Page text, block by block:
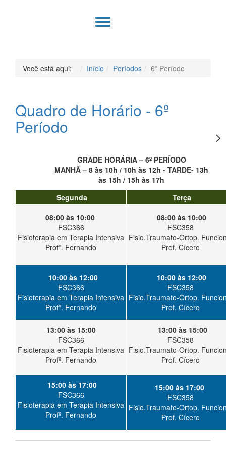
QUEM SOMOS
Você está aqui: Início Períodos 6º Período
Quadro de Horário - 6º
Período
GRADE HORÁRIA – 6º PERÍODO
MANHÃ – 8 às 10h / 10h às 12h - TARDE- 13h
às 15h / 15h às 17h
Segunda
Terça
08:00 às 10:00
FSC366
Fisioterapia em Terapia Intensiva
Profº. Fernando
08:00 às 10:00
FSC358
Fisio.Traumato-Ortop.
Prof. Cícero
10:00 às 12:00
FSC366
Fisioterapia em Terapia Intensiva
Profº. Fernando
10:00 às 12:00
FSC358
Fisio.Traumato-Ortop.
Prof. Cícero
13:00 às 15:00
FSC366
Fisioterapia em Terapia Intensiva
Profº. Fernando
13:00 às 15:00
FSC358
Fisio.Traumato-Ortop.
Prof. Cícero
15:00 às 17:00
FSC366
Fisioterapia em Terapia Intensiva
Profº. Fernando
15:00 às 17:00
FSC358
Fisio.Traumato-Ortop.
Prof. Cícero